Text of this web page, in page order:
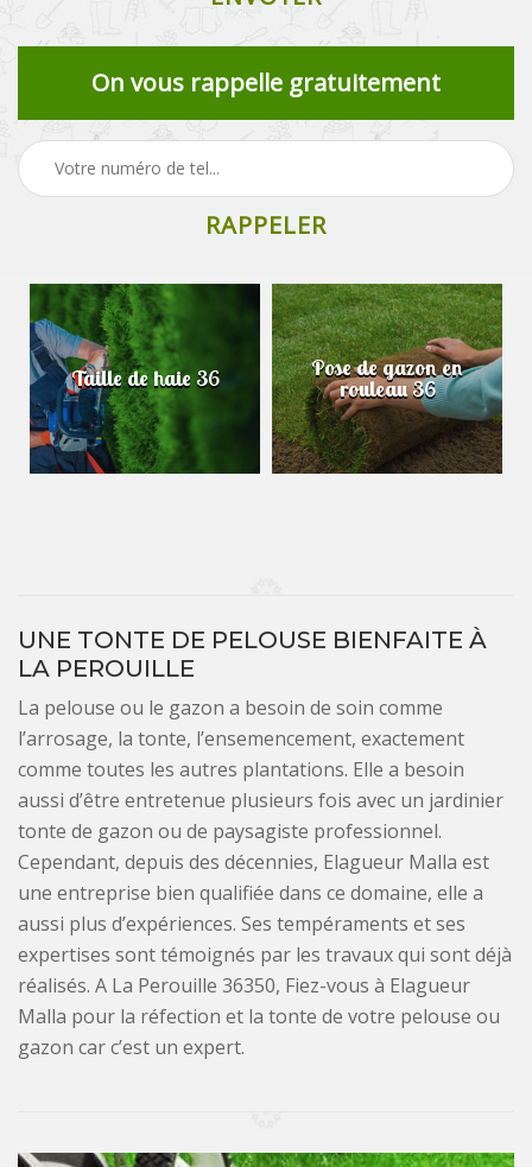
On vous rappelle gratuitement
Taille de haie 36 Pose de gazon en
rouleau 36
UNE TONTE DE PELOUSE BIENFAITE À
LA PEROUILLE
La pelouse ou le gazon a besoin de soin comme
l’arrosage, la tonte, l’ensemencement, exactement
comme toutes les autres plantations. Elle a besoin
aussi d’être entretenue plusieurs fois avec un jardinier
tonte de gazon ou de paysagiste professionnel.
Cependant, depuis des décennies, Elagueur Malla est
une entreprise bien qualifiée dans ce domaine, elle a
aussi plus d’expériences. Ses tempéraments et ses
expertises sont témoignés par les travaux qui sont déjà
réalisés. A La Perouille 36350, Fiez-vous à Elagueur
Malla pour la réfection et la tonte de votre pelouse ou
gazon car c’est un expert.